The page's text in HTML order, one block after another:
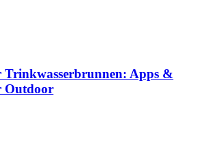
Trinkwasserbrunnen: Apps &
Outdoor